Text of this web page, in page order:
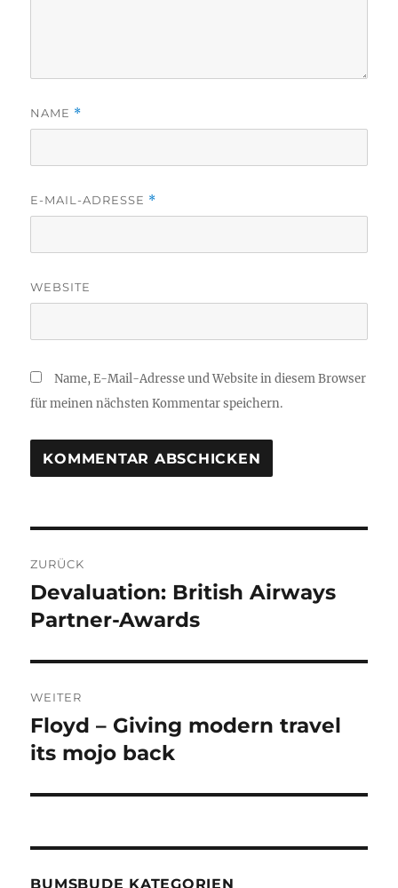
NAME *
E-MAIL-ADRESSE *
WEBSITE
Name, E-Mail-Adresse und Website in diesem Browser
für meinen nächsten Kommentar speichern.
ZURÜCK
Vorheriger
Beitrag:
Devaluation: British Airways
Partner-Awards
WEITER
Nächster
Beitrag:
Floyd – Giving modern travel
its mojo back
BUMSBUDE KATEGORIEN